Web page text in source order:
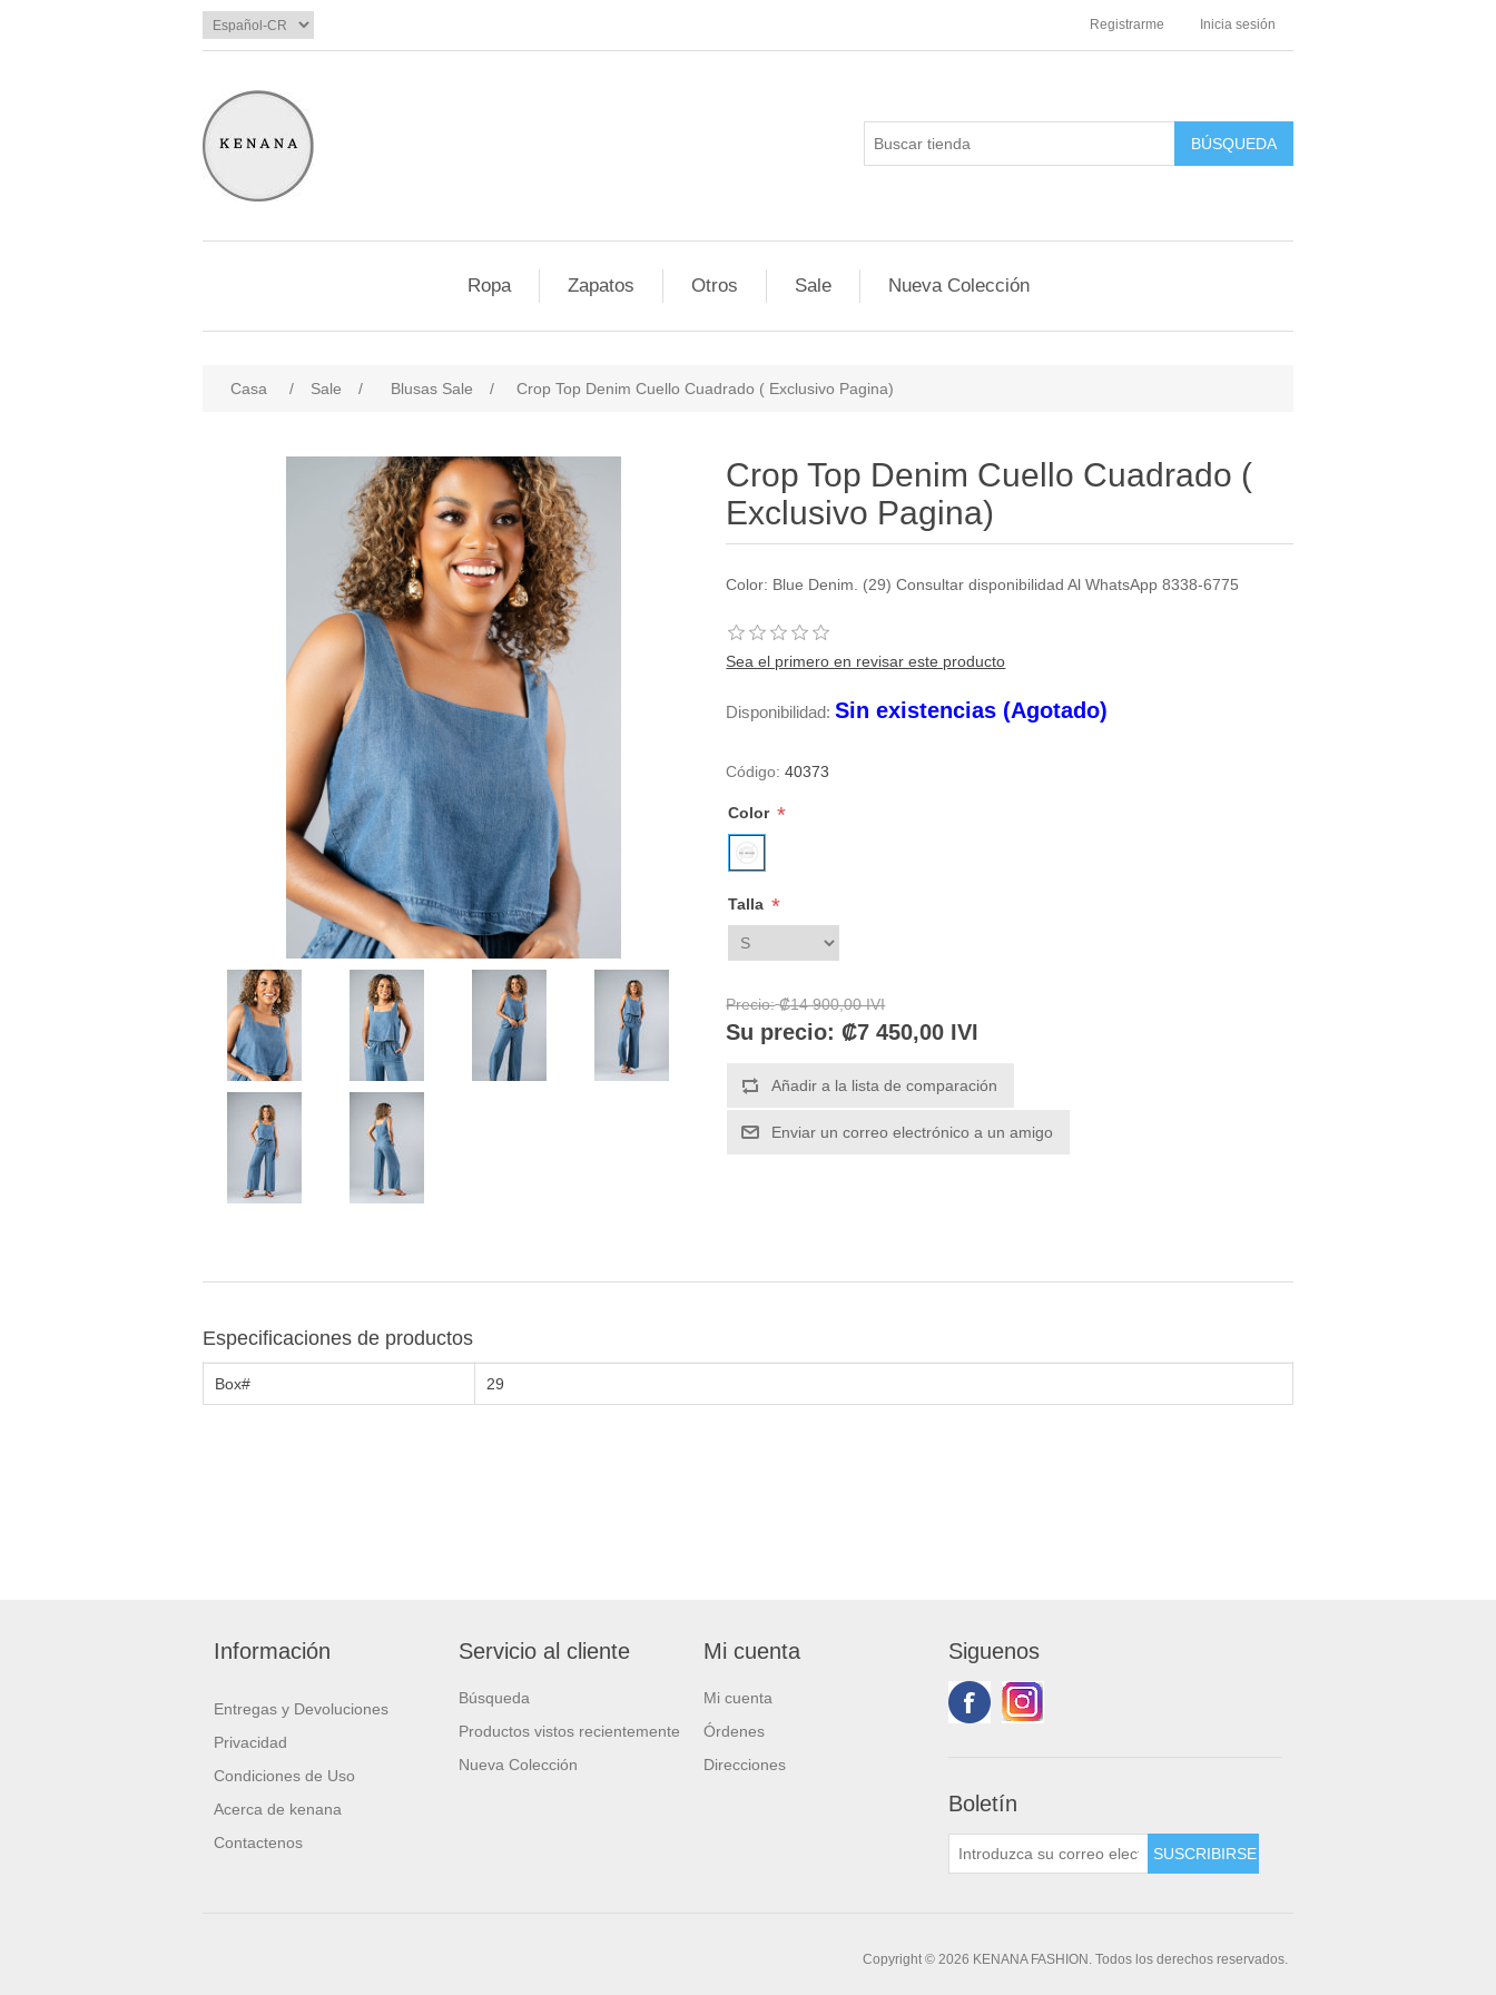
Registrarme Inicia sesión
Ropa Zapatos Otros Sale Nueva Colección
Casa / Sale / Blusas Sale / Crop Top Denim Cuello Cuadrado ( Exclusivo Pagina)
Crop Top Denim Cuello Cuadrado (
Exclusivo Pagina)
Color: Blue Denim. (29) Consultar disponibilidad Al WhatsApp 8338-6775
Sea el primero en revisar este producto
Disponibilidad: Sin existencias (Agotado)
Código: 40373
Color *
Talla *
Precio: ₡14 900,00 IVI
Su precio: ₡7 450,00 IVI
Especificaciones de productos
Box# 29
Información
Entregas y Devoluciones
Privacidad
Condiciones de Uso
Acerca de kenana
Contactenos
Servicio al cliente
Búsqueda
Productos vistos recientemente
Nueva Colección
Mi cuenta
Mi cuenta
Órdenes
Direcciones
Siguenos
Boletín
Copyright © 2026 KENANA FASHION. Todos los derechos reservados.